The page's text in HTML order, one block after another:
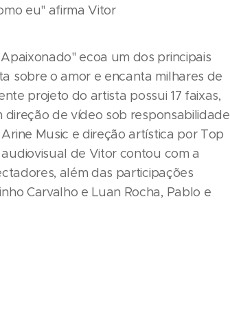
eu" afirma Vitor
ecoa um dos principais
sobre o amor e encanta milhares de
projeto do artista possui 17 faixas,
direção de vídeo sob responsabilidade
Music e direção artística por Top
de Vitor contou com a
além das participações
Carvalho e Luan Rocha, Pablo e